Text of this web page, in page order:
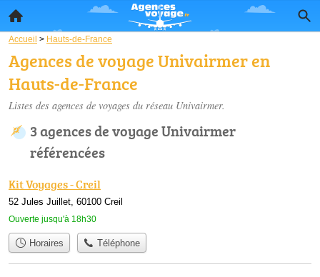
Accueil > Hauts-de-France
Agences de voyage Univairmer en
Hauts-de-France
Listes des agences de voyages du réseau Univairmer.
3 agences de voyage Univairmer
référencées
Kit Voyages - Creil
52 Jules Juillet, 60100 Creil
Ouverte jusqu'à 18h30
Horaires Téléphone